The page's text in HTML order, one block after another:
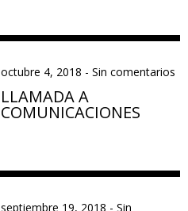
octubre 4, 2018 - Sin comentarios
LLAMADA A
COMUNICACIONES
septiembre 19, 2018 - Sin